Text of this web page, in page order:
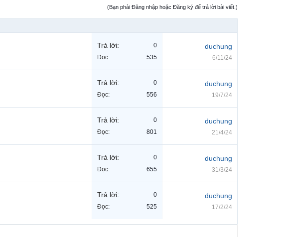
(Bạn phải Đăng nhập hoặc Đăng ký để trả lời bài viết.)
Trả lời:
0
Đọc:
535
duchung
6/11/24
Trả lời:
0
Đọc:
556
duchung
19/7/24
Trả lời:
0
Đọc:
801
duchung
21/4/24
Trả lời:
0
Đọc:
655
duchung
31/3/24
Trả lời:
0
Đọc:
525
duchung
17/2/24